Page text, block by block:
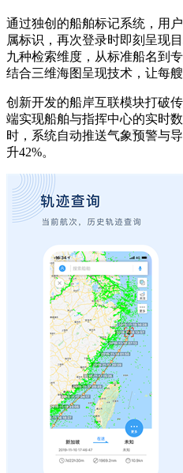
通过独创的船舶标记系统，用
属标识，再次登录时即刻呈现
九种检索维度，从标准船名到
结合三维海图呈现技术，让每
创新开发的船岸互联模块打破
端实现船舶与指挥中心的实时
时，系统自动推送气象预警与
升42%。